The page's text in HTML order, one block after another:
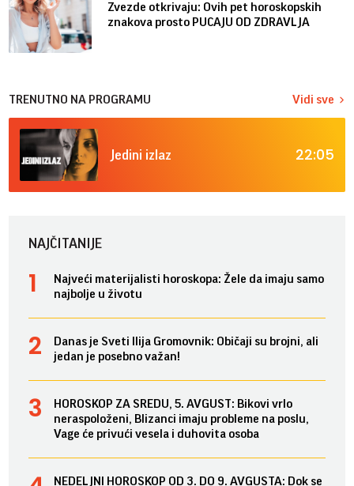
Zvezde otkrivaju: Ovih pet horoskopskih
znakova prosto PUCAJU OD ZDRAVLJA
TRENUTNO NA PROGRAMU Vidi sve
Jedini izlaz 22:05
NAJČITANIJE
Najveći materijalisti horoskopa: Žele da imaju samo
najbolje u životu
Danas je Sveti Ilija Gromovnik: Običaji su brojni, ali
jedan je posebno važan!
HOROSKOP ZA SREDU, 5. AVGUST: Bikovi vrlo
neraspoloženi, Blizanci imaju probleme na poslu,
Vage će privući vesela i duhovita osoba
NEDELJNI HOROSKOP OD 3. DO 9. AVGUSTA: Dok se